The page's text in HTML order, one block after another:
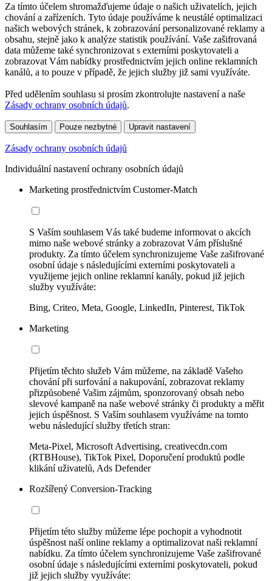
Za tímto účelem shromažďujeme údaje o našich uživatelích, jejich
chování a zařízeních. Tyto údaje používáme k neustálé optimalizaci
našich webových stránek, k zobrazování personalizované reklamy a
obsahu, stejně jako k analýze statistik používání. Vaše zašifrovaná
data můžeme také synchronizovat s externími poskytovateli a
zobrazovat Vám nabídky prostřednictvím jejich online reklamních
kanálů, a to pouze v případě, že jejich služby již sami využíváte.
Před udělením souhlasu si prosím zkontrolujte nastavení a naše
Zásady ochrany osobních údajů.
Souhlasím Pouze nezbytné Upravit nastavení
Zásady ochrany osobních údajů
Individuální nastavení ochrany osobních údajů
Marketing prostřednictvím Customer-Match
S Vaším souhlasem Vás také budeme informovat o akcích
mimo naše webové stránky a zobrazovat Vám příslušné
produkty. Za tímto účelem synchronizujeme Vaše zašifrované
osobní údaje s následujícími externími poskytovateli a
využijeme jejich online reklamní kanály, pokud již jejich
služby využíváte:
Bing, Criteo, Meta, Google, LinkedIn, Pinterest, TikTok
Marketing
Přijetím těchto služeb Vám můžeme, na základě Vašeho
chování při surfování a nakupování, zobrazovat reklamy
přizpůsobené Vašim zájmům, sponzorovaný obsah nebo
slevové kampaně na naše webové stránky či produkty a měřit
jejich úspěšnost. S Vaším souhlasem využíváme na tomto
webu následující služby třetích stran:
Meta-Pixel, Microsoft Advertising, creativecdn.com
(RTBHouse), TikTok Pixel, Doporučení produktů podle
klikání uživatelů, Ads Defender
Rozšířený Conversion-Tracking
Přijetím této služby můžeme lépe pochopit a vyhodnotit
úspěšnost naší online reklamy a optimalizovat naši reklamní
nabídku. Za tímto účelem synchronizujeme Vaše zašifrované
osobní údaje s následujícími externími poskytovateli, pokud
již jejich služby využíváte: